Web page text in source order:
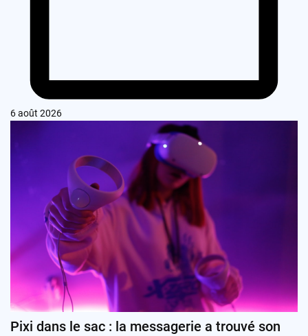
6 août 2026
Pixi dans le sac : la messagerie a trouvé son